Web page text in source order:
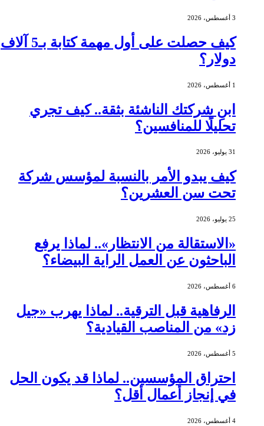
3 أغسطس، 2026
كيف حصلت على أول مهمة كتابة بـ5 آلاف
دولار؟
1 أغسطس، 2026
ابنِ شركتك الناشئة بثقة.. كيف تجري
تحليلًا للمنافسين؟
31 يوليو، 2026
كيف يبدو الأمر بالنسبة لمؤسس شركة
تحت سن العشرين؟
25 يوليو، 2026
«الاستقالة من الانتظار».. لماذا يرفع
الباحثون عن العمل الراية البيضاء؟
6 أغسطس، 2026
الرفاهية قبل الترقية.. لماذا يهرب «جيل
زد» من المناصب القيادية؟
5 أغسطس، 2026
احتراق المؤسسين.. لماذا قد يكون الحل
في إنجاز أعمال أقل؟
4 أغسطس، 2026